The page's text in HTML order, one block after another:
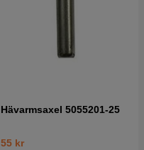
Hävarmsaxel 5055201-25
55 kr